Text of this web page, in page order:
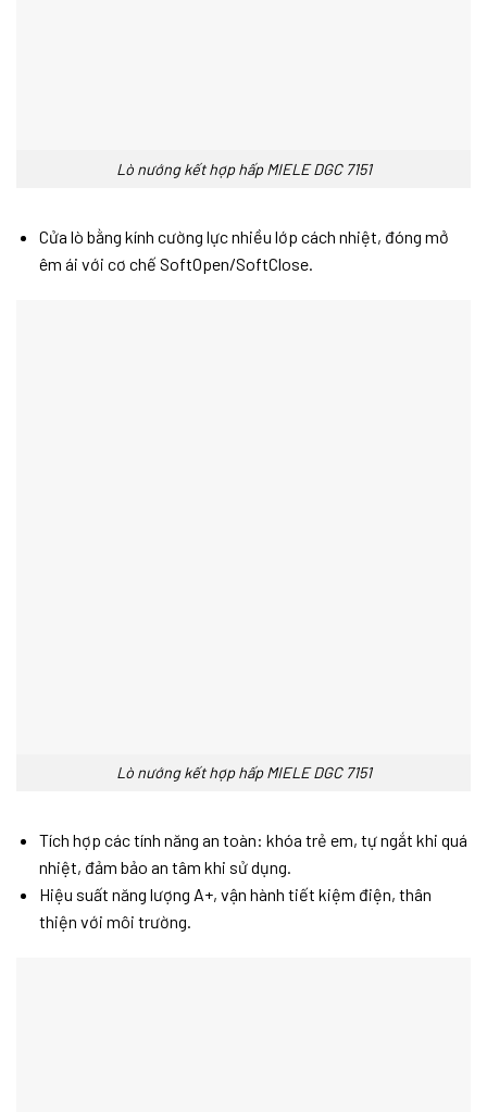
Lò nướng kết hợp hấp MIELE DGC 7151
Cửa lò bằng kính cường lực nhiều lớp cách nhiệt, đóng mở
êm ái với cơ chế SoftOpen/SoftClose.
Lò nướng kết hợp hấp MIELE DGC 7151
Tích hợp các tính năng an toàn: khóa trẻ em, tự ngắt khi quá
nhiệt, đảm bảo an tâm khi sử dụng.
Hiệu suất năng lượng A+, vận hành tiết kiệm điện, thân
thiện với môi trường.